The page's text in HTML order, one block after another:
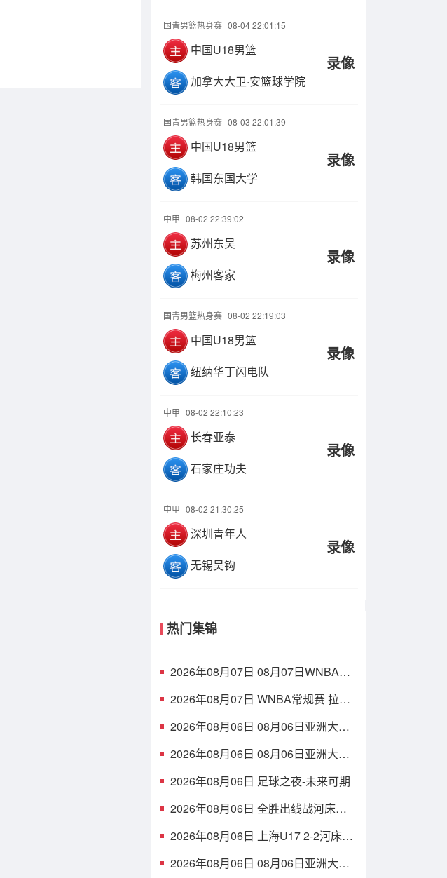
国青男篮热身赛 08-04 22:01:15
中国U18男篮
加拿大大卫·安篮球学院
录像
国青男篮热身赛 08-03 22:01:39
中国U18男篮
韩国东国大学
录像
中甲 08-02 22:39:02
苏州东吴
梅州客家
录像
国青男篮热身赛 08-02 22:19:03
中国U18男篮
纽纳华丁闪电队
录像
中甲 08-02 22:10:23
长春亚泰
石家庄功夫
录像
中甲 08-02 21:30:25
深圳青年人
无锡吴钩
录像
热门集锦
2026年08月07日 08月07日WNBA常
猫 全场集锦
2026年08月07日 WNBA常规赛 拉斯
场集锦
2026年08月06日 08月06日亚洲大学
律宾大学 集锦
2026年08月06日 08月06日亚洲大学
高丽大学 集锦
2026年08月06日 足球之夜-未来可期
2026年08月06日 全胜出线战河床
源登场1分钟传射
2026年08月06日 上海U17 2-2河床锁
战A组第2
2026年08月06日 08月06日亚洲大学